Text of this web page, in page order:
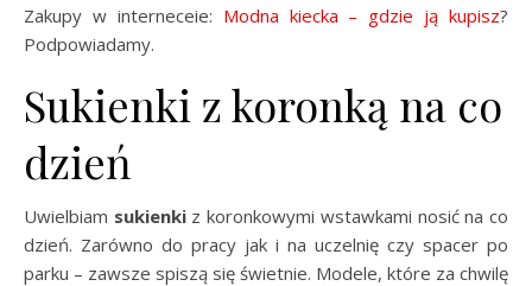
Zakupy w interneceie: Modna kiecka – gdzie ją kupisz?
Podpowiadamy.
Sukienki z koronką na co
dzień
Uwielbiam sukienkiz koronkowymi wstawkami nosić na co
dzień. Zarówno do pracy jak i na uczelnię czy spacer po
parku – zawsze spiszą się świetnie. Modele, które za chwilę